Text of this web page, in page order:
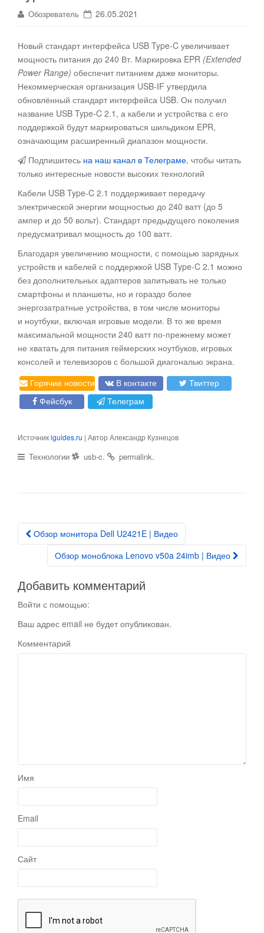
Обозреватель 26.05.2021
Новый стандарт интерфейса USB Type-C увеличивает
мощность питания до 240 Вт. Маркировка EPR (Extended
Power Range) обеспечит питанием даже мониторы.
Некоммерческая организация USB-IF утвердила
обновлённый стандарт интерфейса USB. Он получил
название USB Type-C 2.1, а кабели и устройства с его
поддержкой будут маркироваться шильдиком EPR,
означающим расширенный диапазон мощности.
Подпишитесь на наш канал в Телеграме, чтобы читать
только интересные новости высоких технологий
Кабели USB Type-C 2.1 поддерживает передачу
электрической энергии мощностью до 240 ватт (до 5
ампер и до 50 вольт). Стандарт предыдущего поколения
предусматривал мощность до 100 ватт.
Благодаря увеличению мощности, с помощью зарядных
устройств и кабелей с поддержкой USB Type-C 2.1 можно
без дополнительных адаптеров запитывать не только
смартфоны и планшеты, но и гораздо более
энергозатратные устройства, в том числе мониторы
и ноутбуки, включая игровые модели. В то же время
максимальной мощности 240 ватт по-прежнему может
не хватать для питания геймерских ноутбуков, игровых
консолей и телевизоров с большой диагональю экрана.
Горячие новости
В контакте
Твиттер
Фейсбук
Телеграм
Источникiguides.ru | Автор Александр Кузнецов
Технологии usb-c. permalink.
Post navigation
Обзор монитора Dell U2421E | Видео
Обзор моноблока Lenovo v50a 24imb | Видео
Добавить комментарий
Войти с помощью:
Ваш адрес email не будет опубликован.
Комментарий
Имя
Email
Сайт